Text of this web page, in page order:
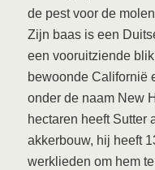
de pest voor de
Zijn baas is een
een vooruitziende
bewoonde Californië
onder de naam New
hectaren heeft Sutter
akkerbouw, hij heeft
werklieden om hem